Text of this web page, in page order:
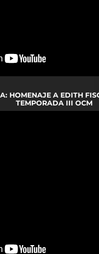
HOMENAJE A EDITH
TEMPORADA III OCM